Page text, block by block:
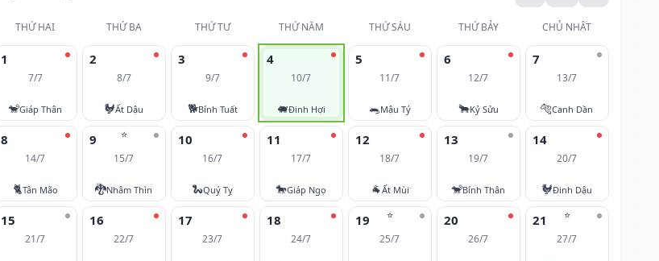
THỨ HAI THỨ BA THỨ TƯ THỨ NĂM THỨ SÁU THỨ BẢY CHỦ NHẬT
1
7/7
🐒Giáp Thân
2
8/7
🐓Ất Dậu
3
9/7
🐕Bính Tuất
4
10/7
🐖Đinh Hợi
5
11/7
🐀Mậu Tý
6
12/7
🐂Kỷ Sửu
7
13/7
🐅Canh Dần
8
14/7
🐈Tân Mão
⭐
9
15/7
🐉Nhâm Thìn
10
16/7
🐍Quý Tỵ
11
17/7
🐎Giáp Ngọ
12
18/7
🐐Ất Mùi
13
19/7
🐒Bính Thân
14
20/7
🐓Đinh Dậu
15
21/7
16
22/7
17
23/7
18
24/7
⭐
19
25/7
20
26/7
⭐
21
27/7